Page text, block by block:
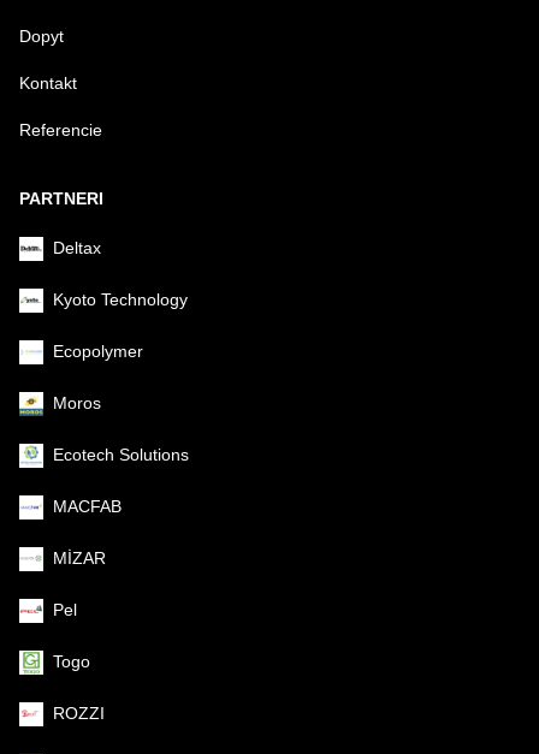
Dopyt
Kontakt
Referencie
PARTNERI
Deltax
Kyoto Technology
Ecopolymer
Moros
Ecotech Solutions
MACFAB
MİZAR
Pel
Togo
ROZZI